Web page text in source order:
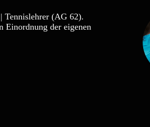
Tennislehrer (AG 62).
Einordnung der eigenen